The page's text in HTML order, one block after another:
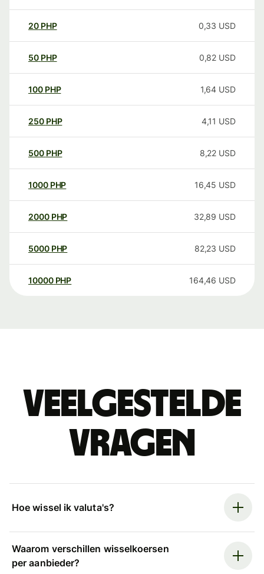
20 PHP 0,33 USD
50 PHP 0,82 USD
100 PHP 1,64 USD
250 PHP 4,11 USD
500 PHP 8,22 USD
1000 PHP 16,45 USD
2000 PHP 32,89 USD
5000 PHP 82,23 USD
10000 PHP 164,46 USD
Veelgestelde
vragen
Hoe wissel ik valuta's?
Waarom verschillen wisselkoersen
per aanbieder?